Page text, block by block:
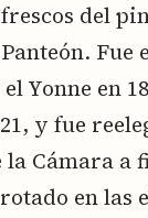
del
Fue
Yonne en
y fue
Cámara a
en las